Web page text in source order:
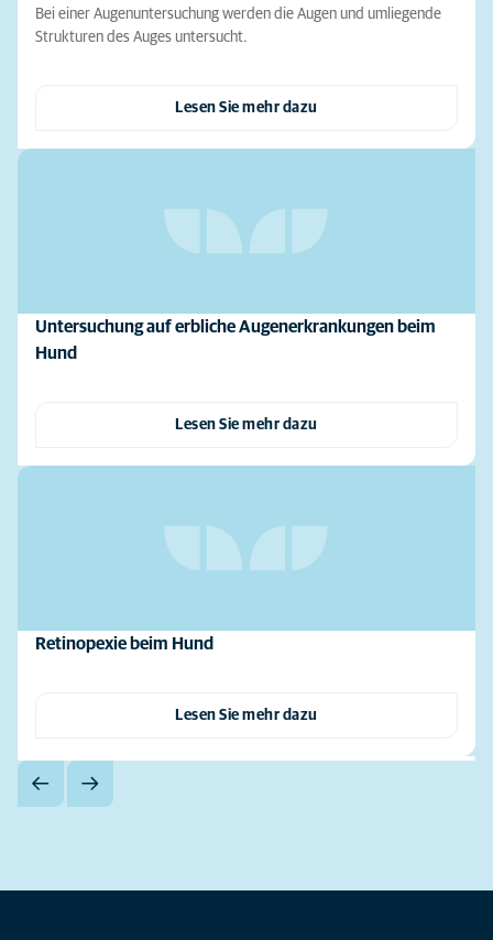
Bei einer Augenuntersuchung werden die Augen und umliegende
Strukturen des Auges untersucht.
Lesen Sie mehr dazu
Untersuchung auf erbliche Augenerkrankungen beim
Hund
Lesen Sie mehr dazu
Retinopexie beim Hund
Lesen Sie mehr dazu